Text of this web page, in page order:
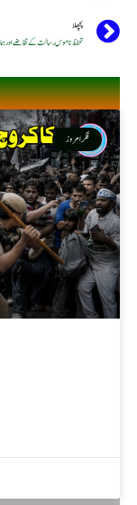
پچھلا
تحفظ ناموس رسالت کے تقاضے اور
فکر امروز